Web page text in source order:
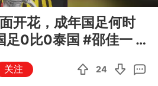
开花，成年国足何时
足0比0泰国 #邵佳一 #
关注 24